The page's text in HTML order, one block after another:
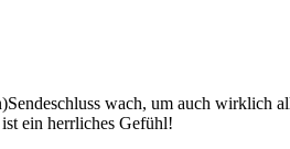
wach, um auch wirklich
ein herrliches Gefühl!